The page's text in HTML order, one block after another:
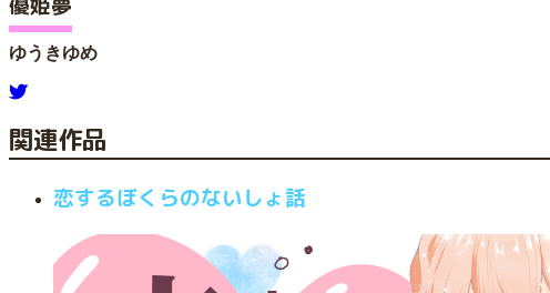
優姫夢
ゆうきゆめ
関連作品
恋するぼくらのないしょ話